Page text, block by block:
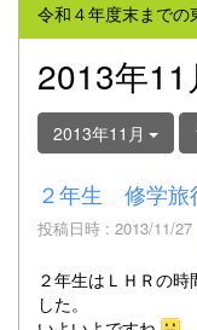
令和４年度末までの
2013年
2013年11月
２年生 修学
投稿日時 : 2013/11/27
２年生はＬＨＲの
した。